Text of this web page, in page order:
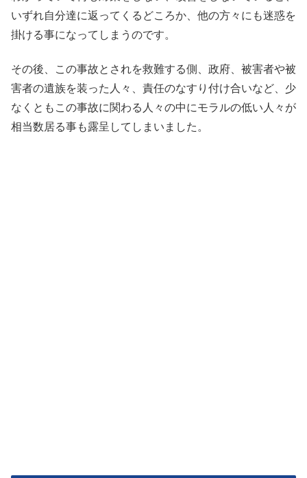
いずれ自分達に返ってくるどころか、他の方々にも迷惑を
掛ける事になってしまうのです。
その後、この事故とされを救難する側、政府、被害者や被
害者の遺族を装った人々、責任のなすり付け合いなど、少
なくともこの事故に関わる人々の中にモラルの低い人々が
相当数居る事も露呈してしまいました。